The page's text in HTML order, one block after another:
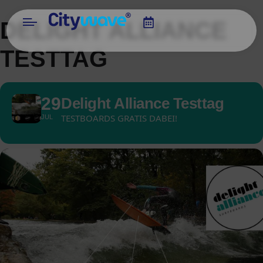
DELIGHT ALLIANCE
TESTTAG
29
JUL
Delight Alliance Testtag
TESTBOARDS GRATIS DABEI!